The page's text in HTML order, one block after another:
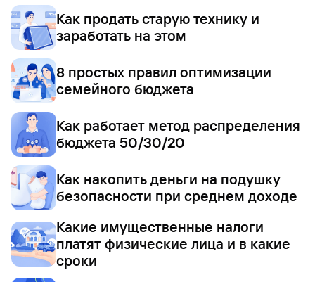
Как продать старую технику и
заработать на этом
8 простых правил оптимизации
семейного бюджета
Как работает метод распределения
бюджета 50/30/20
Как накопить деньги на подушку
безопасности при среднем доходе
Какие имущественные налоги
платят физические лица и в какие
сроки